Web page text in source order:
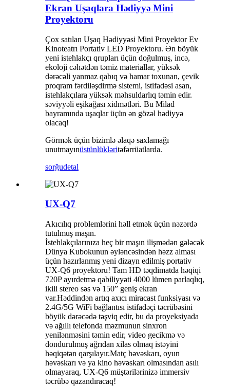
Ekran Uşaqlara Hədiyyə Mini
Proyektoru
Çox satılan Uşaq Hədiyyəsi Mini Proyektor Ev
Kinoteatrı Portativ LED Proyektoru. Ən böyük
yeni istehlakçı qrupları üçün doğulmuş, incə,
ekoloji cəhətdən təmiz materiallar, yüksək
dərəcəli yanmaz qabıq və hamar toxunan, çevik
proqram fərdiləşdirmə sistemi, istifadəsi asan,
istehlakçılara yüksək məhsuldarlıq təmin edir.
səviyyəli eşikağası xidmətləri. Bu Milad
bayramında uşaqlar üçün ən gözəl hədiyyə
olacaq!
Görmək üçün bizimlə əlaqə saxlamağı
unutmayınüstünlükləritəfərrüatlarda.
sorğudetal
UX-Q7
Akıcılıq problemlərini həll etmək üçün nəzərdə
tutulmuş maşın.
İstehlakçılarınıza heç bir maşın ilişmədən gələcək
Dünya Kubokunun əyləncəsindən həzz alması
üçün hazırlanmış yeni dizayn edilmiş portativ
UX-Q6 proyektoru! Tam HD təqdimatda həqiqi
720P ayırdetmə qabiliyyəti 4000 lümen parlaqlıq,
ikili stereo səs və 150” geniş ekran
var.Həddindən artıq axıcı miracast funksiyası və
2.4G/5G WiFi bağlantısı istifadəçi təcrübəsini
böyük dərəcədə təşviq edir, bu da proyeksiyada
və ağıllı telefonda məzmunun sinxron
yenilənməsini təmin edir, video gecikmə və
dondurulmuş ağrıdan xilas olmaq istəyini
həqiqətən qarşılayır.Matç həvəskarı, oyun
həvəskarı və ya kino həvəskarı olmasından asılı
olmayaraq, UX-Q6 müştərilərinizə immersiv
təcrübə qazandıracaq!